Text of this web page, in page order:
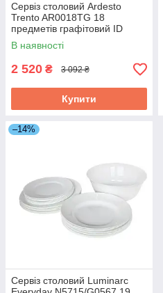
Сервіз столовий Ardesto
Trento AR0018TG 18
предметів графітовий ID
5092893
В наявності
2 520 ₴ 3 092 ₴
Купити
–14%
Сервіз столовий Luminarc